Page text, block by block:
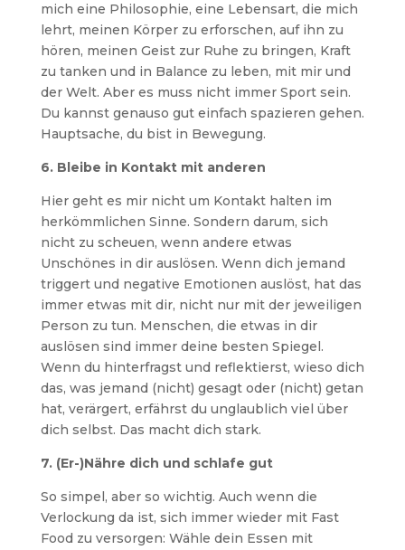
mich eine Philosophie, eine Lebensart, die mich
lehrt, meinen Körper zu erforschen, auf ihn zu
hören, meinen Geist zur Ruhe zu bringen, Kraft
zu tanken und in Balance zu leben, mit mir und
der Welt. Aber es muss nicht immer Sport sein.
Du kannst genauso gut einfach spazieren gehen.
Hauptsache, du bist in Bewegung.
6. Bleibe in Kontakt mit anderen
Hier geht es mir nicht um Kontakt halten im
herkömmlichen Sinne. Sondern darum, sich
nicht zu scheuen, wenn andere etwas
Unschönes in dir auslösen. Wenn dich jemand
triggert und negative Emotionen auslöst, hat das
immer etwas mit dir, nicht nur mit der jeweiligen
Person zu tun. Menschen, die etwas in dir
auslösen sind immer deine besten Spiegel.
Wenn du hinterfragst und reflektierst, wieso dich
das, was jemand (nicht) gesagt oder (nicht) getan
hat, verärgert, erfährst du unglaublich viel über
dich selbst. Das macht dich stark.
7. (Er-)Nähre dich und schlafe gut
So simpel, aber so wichtig. Auch wenn die
Verlockung da ist, sich immer wieder mit Fast
Food zu versorgen: Wähle dein Essen mit